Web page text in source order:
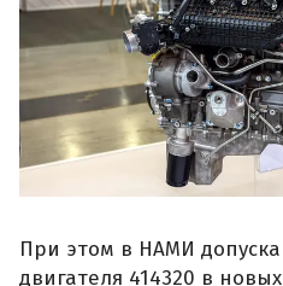
При этом в НАМИ
двигателя 414320 в